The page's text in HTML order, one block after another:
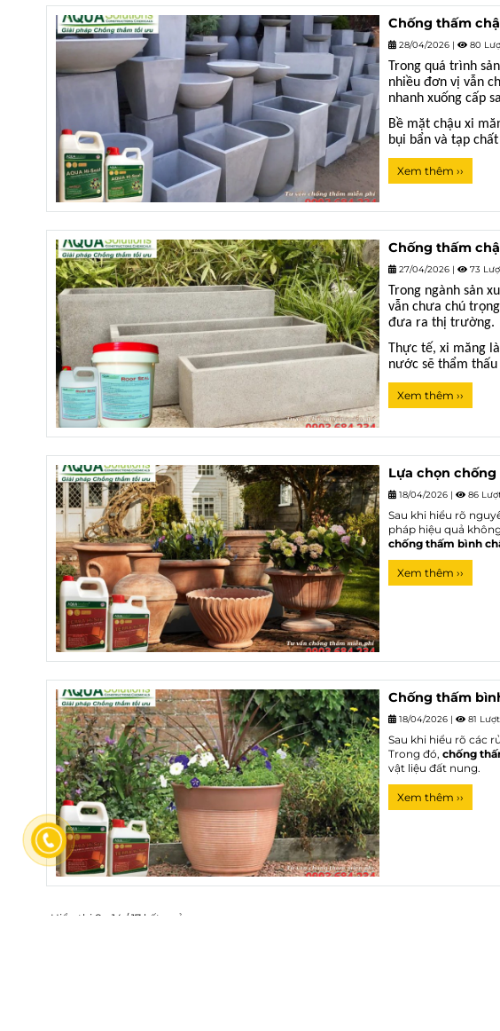
Chống thấm
28/04/2026 | 80
Trong quá trình
nhiều đơn vị vẫn
nhanh xuống cấp
Bề mặt chậu xi
bụi bẩn và tạp
Xem thêm ››
Chống thấm
27/04/2026 | 73
Trong ngành sản
vẫn chưa chú
đưa ra thị trường.
Thực tế, xi măng
nước sẽ thẩm
Xem thêm ››
Lựa chọn
18/04/2026 | 86
Sau khi hiểu rõ
pháp hiệu quả
chống thấm bình
Xem thêm ››
Chống thấm
18/04/2026 | 81
Sau khi hiểu rõ các
Trong đó,chống
vật liệu đất nung.
Xem thêm ››
Hiển thị 8 - 14 / 17 kết quả